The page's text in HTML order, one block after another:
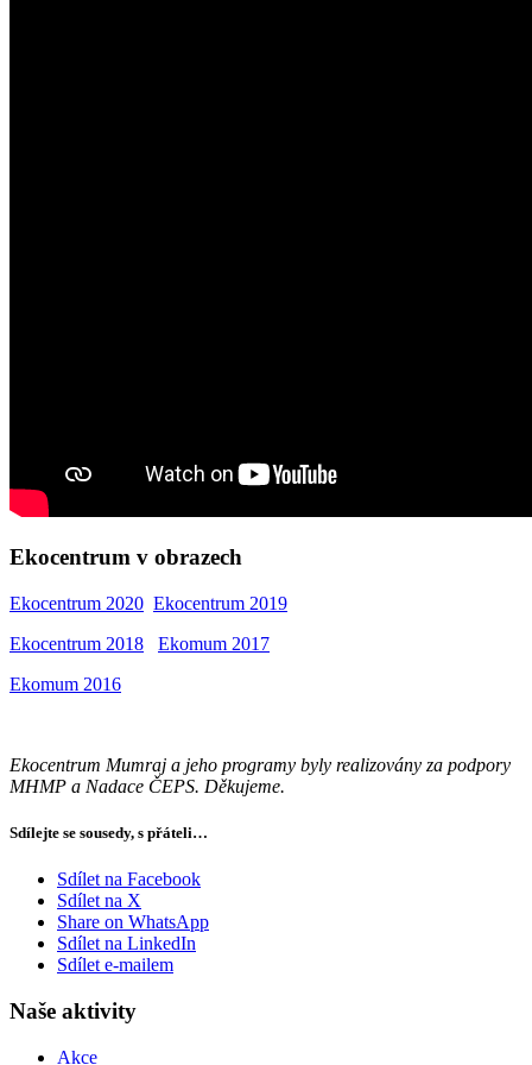
Ekocentrum v obrazech
Ekocentrum 2020 Ekocentrum 2019
Ekocentrum 2018
Ekomum 2017
Ekomum 2016
Ekocentrum Mumraj a jeho programy byly realizovány za podpory
MHMP a Nadace ČEPS. Děkujeme.
Sdílejte se sousedy, s přáteli…
Sdílet na Facebook
Sdílet na X
Share on WhatsApp
Sdílet na LinkedIn
Sdílet e-mailem
Naše aktivity
Akce